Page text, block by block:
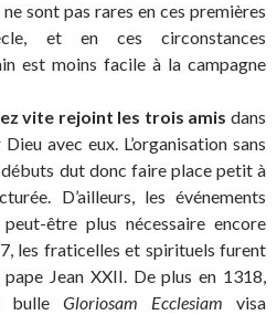
sont pas rares en ces premières
et en ces circonstances
est moins facile à la campagne
vite rejoint les trois amis dans
avec eux. L’organisation sans
dut donc faire place petit à
D’ailleurs, les événements
être plus nécessaire encore
les fraticelles et spirituels furent
Jean XXII. De plus en 1318,
bulleGloriosam Ecclesiam visa